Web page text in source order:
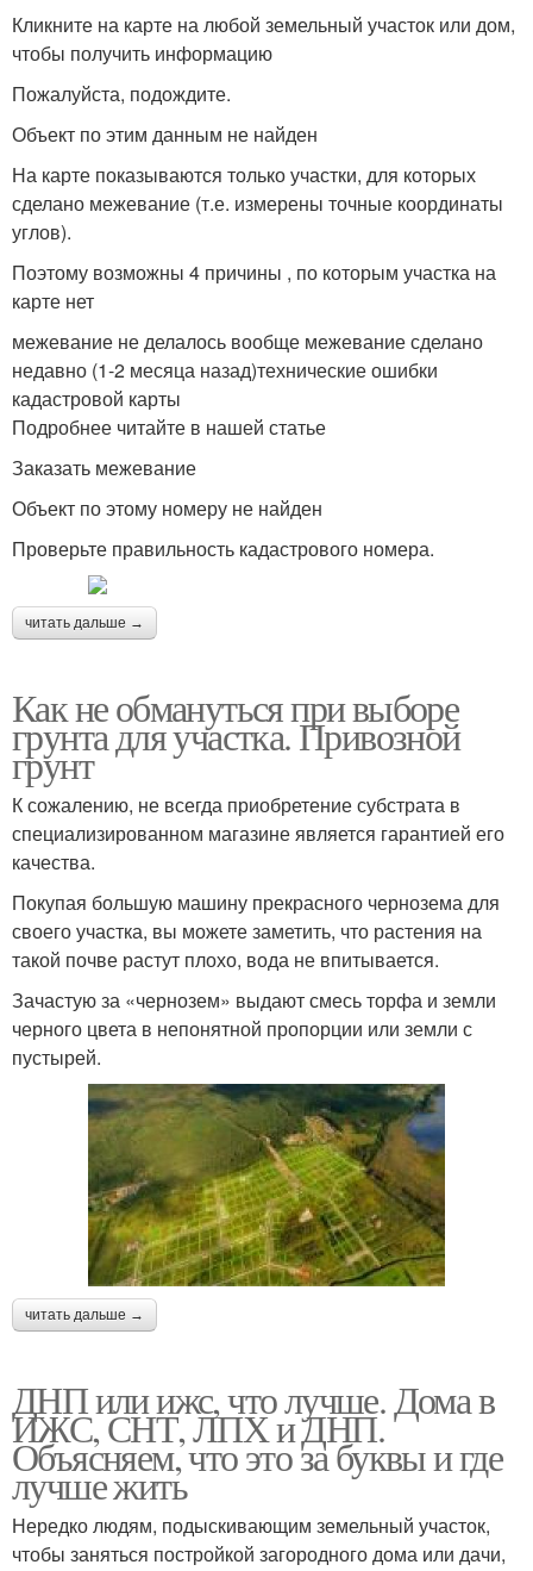
Кликните на карте на любой земельный участок или дом,
чтобы получить информацию
Пожалуйста, подождите.
Объект по этим данным не найден
На карте показываются только участки, для которых
сделано межевание (т.е. измерены точные координаты
углов).
Поэтому возможны 4 причины , по которым участка на
карте нет
межевание не делалось вообще межевание сделано
недавно (1-2 месяца назад)технические ошибки
кадастровой карты
Подробнее читайте в нашей статье
Заказать межевание
Объект по этому номеру не найден
Проверьте правильность кадастрового номера.
читать дальше →
Как не обмануться при выборе
грунта для участка. Привозной
грунт
К сожалению, не всегда приобретение субстрата в
специализированном магазине является гарантией его
качества.
Покупая большую машину прекрасного чернозема для
своего участка, вы можете заметить, что растения на
такой почве растут плохо, вода не впитывается.
Зачастую за «чернозем» выдают смесь торфа и земли
черного цвета в непонятной пропорции или земли с
пустырей.
читать дальше →
ДНП или ижс, что лучше. Дома в
ИЖС, СНТ, ЛПХ и ДНП.
Объясняем, что это за буквы и где
лучше жить
Нередко людям, подыскивающим земельный участок,
чтобы заняться постройкой загородного дома или дачи,